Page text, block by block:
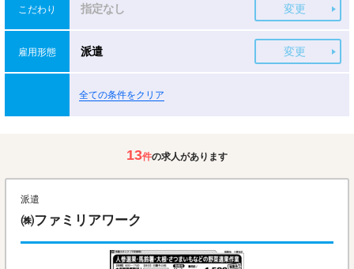
こだわり 変更
指定なし
雇用形態 変更
派遣
全ての条件をクリア
13件の求人があります
派遣
㈱ファミリアワーク